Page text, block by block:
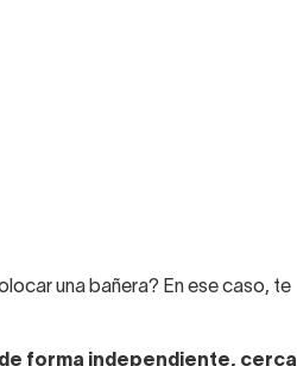
una bañera? En ese caso, te
de forma independiente, cerca